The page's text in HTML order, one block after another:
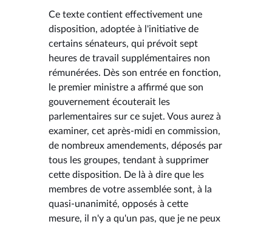
Ce texte contient effectivement une
disposition, adoptée à l'initiative de
certains sénateurs, qui prévoit sept
heures de travail supplémentaires non
rémunérées. Dès son entrée en fonction,
le premier ministre a affirmé que son
gouvernement écouterait les
parlementaires sur ce sujet. Vous aurez à
examiner, cet après-midi en commission,
de nombreux amendements, déposés par
tous les groupes, tendant à supprimer
cette disposition. De là à dire que les
membres de votre assemblée sont, à la
quasi-unanimité, opposés à cette
mesure, il n'y a qu'un pas, que je ne peux